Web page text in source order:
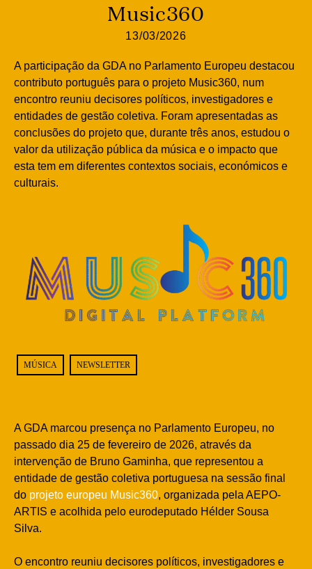
Music360
13/03/2026
A participação da GDA no Parlamento Europeu destacou
contributo português para o projeto Music360, num
encontro reuniu decisores políticos, investigadores e
entidades de gestão coletiva. Foram apresentadas as
conclusões do projeto que, durante três anos, estudou o
valor da utilização pública da música e o impacto que
esta tem em diferentes contextos sociais, económicos e
culturais.
MÚSICA NEWSLETTER
A GDA marcou presença no Parlamento Europeu, no
passado dia 25 de fevereiro de 2026, através da
intervenção de Bruno Gaminha, que representou a
entidade de gestão coletiva portuguesa na sessão final
do projeto europeu Music360, organizada pela AEPO-
ARTIS e acolhida pelo eurodeputado Hélder Sousa
Silva.
O encontro reuniu decisores políticos, investigadores e